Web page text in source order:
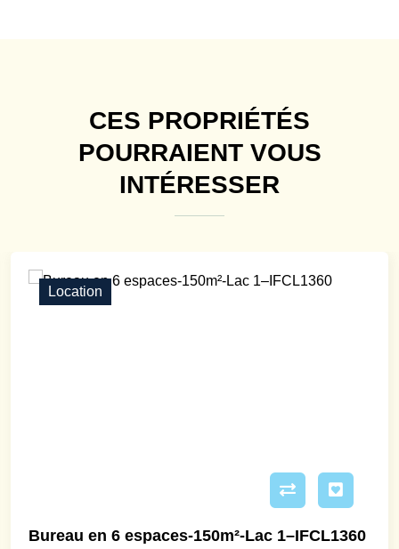
CES PROPRIÉTÉS
POURRAIENT VOUS
INTÉRESSER
Location
Bureau en 6 espaces-150m²-Lac 1–IFCL1360